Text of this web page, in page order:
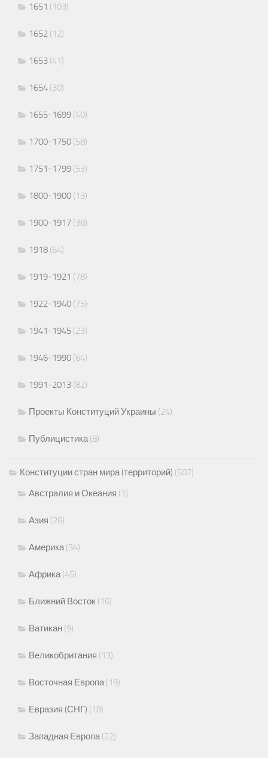
1651 (103)
1652 (12)
1653 (41)
1654 (30)
1655-1699 (40)
1700-1750 (58)
1751-1799 (53)
1800-1900 (13)
1900-1917 (38)
1918 (64)
1919-1921 (78)
1922-1940 (75)
1941-1945 (23)
1946-1990 (64)
1991-2013 (82)
Проекты Конституций Украины (24)
Публицистика(8)
Конституции стран мира (территорий) (507)
Австралия и Океания (1)
Азия (26)
Америка(34)
Африка(45)
Ближний Восток (16)
Ватикан (9)
Великобритания (13)
Восточная Европа(19)
Евразия (СНГ) (18)
Западная Европа(22)